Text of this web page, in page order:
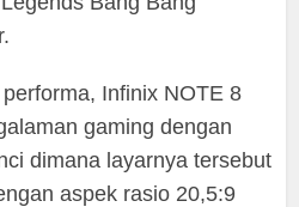
Infinix NOTE 8
gaming dengan
dimana layarnya tersebut
aspek rasio 20,5:9